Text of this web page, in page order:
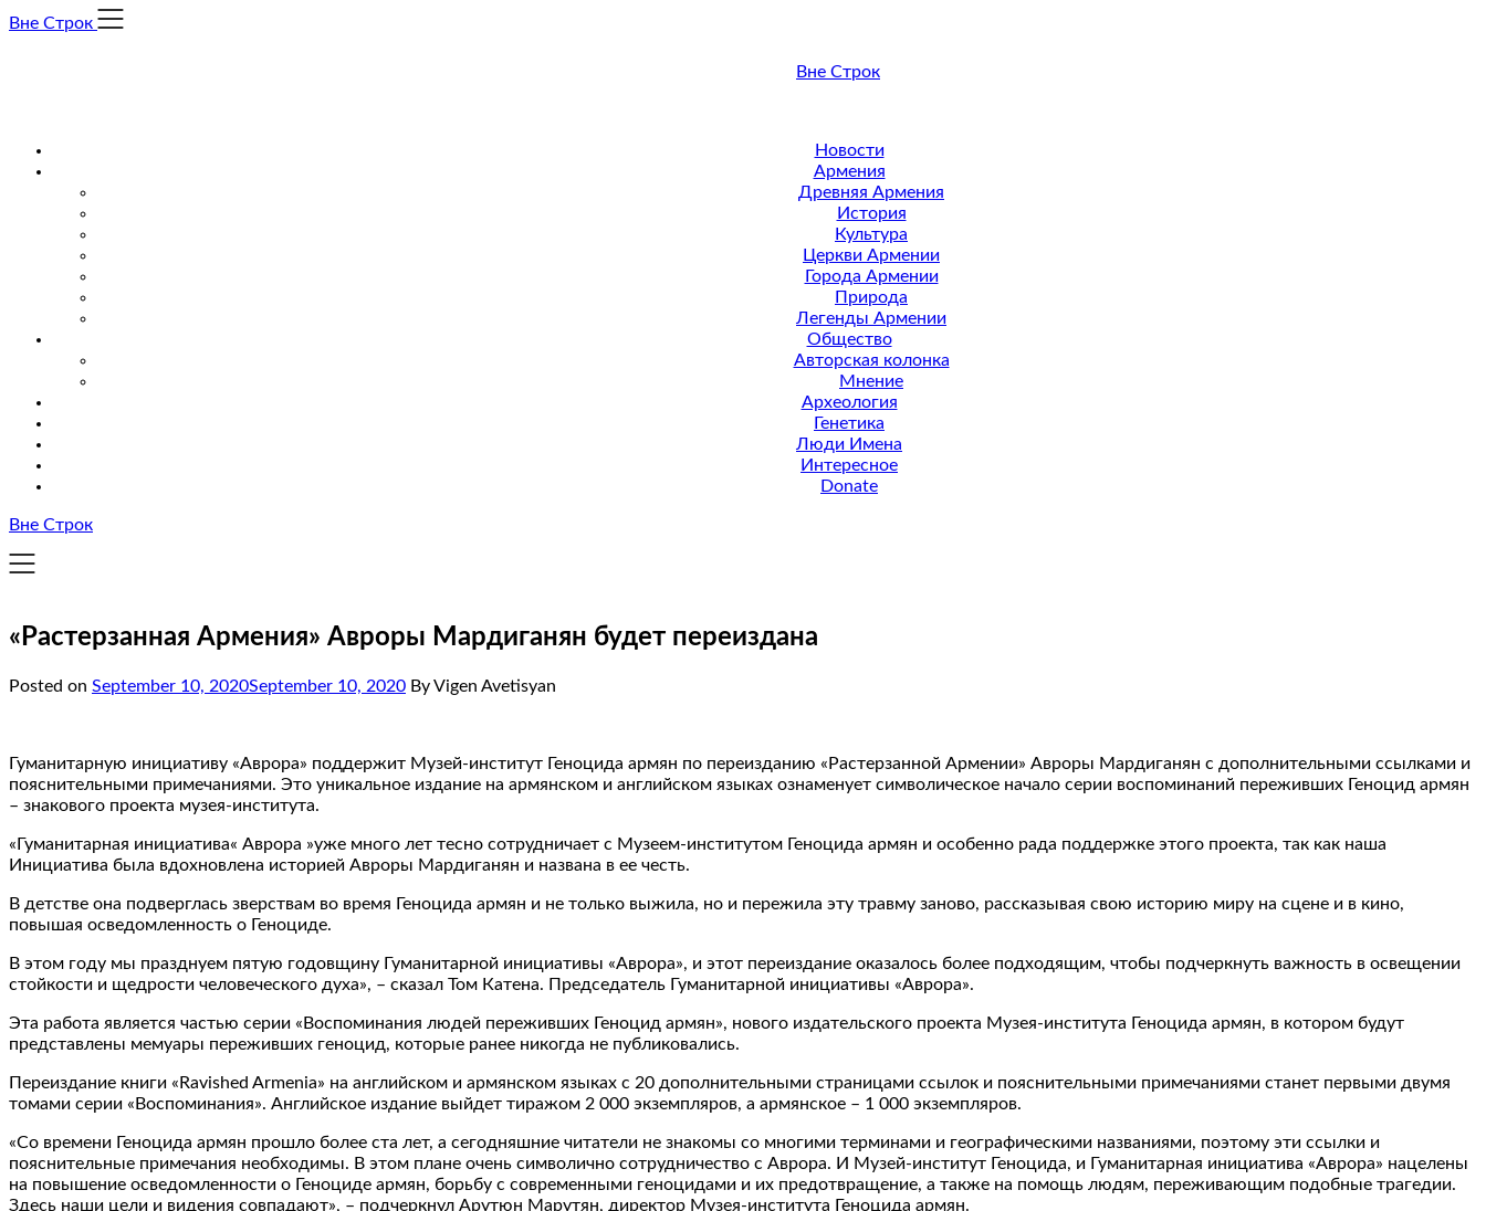
Skip
Вне Строк
Вне Строк
Новости
Армения
Древняя Армения
История
Культура
Церкви Армении
Города Армении
Природа
Легенды Армении
Общество
Авторская колонка
Мнение
Археология
Генетика
Люди Имена
Интересное
Donate
Вне Строк
«Растерзанная Армения» Авроры Мардиганян будет переиздана
Posted on September 10, 2020September 10, 2020 By Vigen Avetisyan
Гуманитарную инициативу «Аврора» поддержит Музей-институт Геноцида армян по переизданию «Растерзанной Армении» Авроры Мардиганян с дополнительными ссылками и
пояснительными примечаниями. Это уникальное издание на армянском и английском языках ознаменует символическое начало серии воспоминаний переживших Геноцид армян
– знакового проекта музея-института.
«Гуманитарная инициатива« Аврора »уже много лет тесно сотрудничает с Музеем-институтом Геноцида армян и особенно рада поддержке этого проекта, так как наша
Инициатива была вдохновлена ​​историей Авроры Мардиганян и названа в ее честь.
В детстве она подверглась зверствам во время Геноцида армян и не только выжила, но и пережила эту травму заново, рассказывая свою историю миру на сцене и в кино,
повышая осведомленность о Геноциде.
В этом году мы празднуем пятую годовщину Гуманитарной инициативы «Аврора», и этот переиздание оказалось более подходящим, чтобы подчеркнуть важность в освещении
стойкости и щедрости человеческого духа», – сказал Том Катена. Председатель Гуманитарной инициативы «Аврора».
Эта работа является частью серии «Воспоминания людей переживших Геноцид армян», нового издательского проекта Музея-института Геноцида армян, в котором будут
представлены мемуары переживших геноцид, которые ранее никогда не публиковались.
Переиздание книги «Ravished Armenia» на английском и армянском языках с 20 дополнительными страницами ссылок и пояснительными примечаниями станет первыми двумя
томами серии «Воспоминания». Английское издание выйдет тиражом 2 000 экземпляров, а армянское – 1 000 экземпляров.
«Со времени Геноцида армян прошло более ста лет, а сегодняшние читатели не знакомы со многими терминами и географическими названиями, поэтому эти ссылки и
пояснительные примечания необходимы. В этом плане очень символично сотрудничество с Аврора. И Музей-институт Геноцида, и Гуманитарная инициатива «Аврора» нацелены
на повышение осведомленности о Геноциде армян, борьбу с современными геноцидами и их предотвращение, а также на помощь людям, переживающим подобные трагедии.
Здесь наши цели и видения совпадают», – подчеркнул Арутюн Марутян, директор Музея-института Геноцида армян.